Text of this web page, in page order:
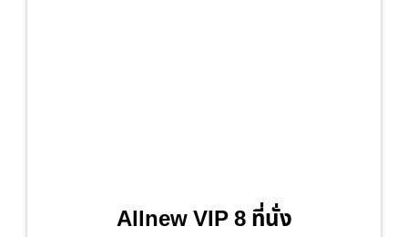
Allnew VIP 8 ที่นั่ง